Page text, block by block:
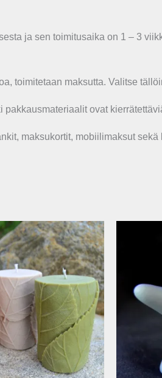
ja sen toimitusaika on 1 – 3
toimitetaan maksutta. Valitse
ovat
maksukortit, mobiilimaksut
11,00 €
€